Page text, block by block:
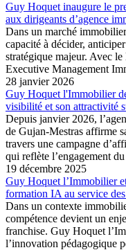
Guy Hoquet inaugure le
aux dirigeants d’agence
Dans un marché
capacité à décider,
stratégique majeur. Avec
Executive Management
28 janvier 2026
Guy Hoquet l'Immobilier
visibilité et son attractivité
Depuis janvier 2026,
de Gujan-Mestras affirme
travers une campagne
qui reflète l’engagement
19 décembre 2025
Guy Hoquet l’Immobilier
formation IA au service
Dans un contexte
compétence devient un
franchise. Guy Hoquet
l’innovation pédagogique